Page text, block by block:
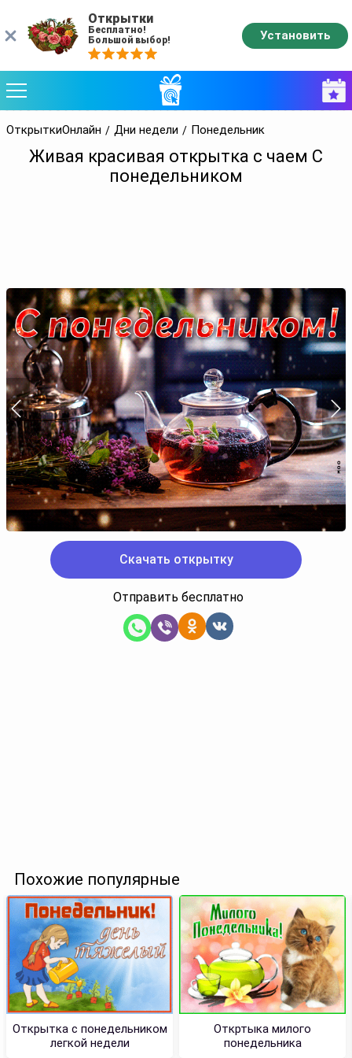
ОткрыткиОнлайн Дни недели Понедельник
Живая красивая открытка с чаем С
понедельником
Скачать открытку
Отправить бесплатно
Похожие популярные
Открытка с понедельником
легкой недели
Откртыка милого
понедельника
Открытки
Бесплатно!
Большой выбор!
Установить